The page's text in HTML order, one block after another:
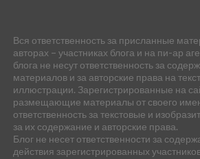
Вся ответственность за присланные
авторах – участниках блога и на пи-ар
блога не несут ответственность за
материалов и за авторские права на
иллюстрации. Зарегистрированные на
размещающие материалы от своего
ответственность за текстовые и
за их содержание и авторские права.
Блог не несет ответственности за
действия зарегистрированных